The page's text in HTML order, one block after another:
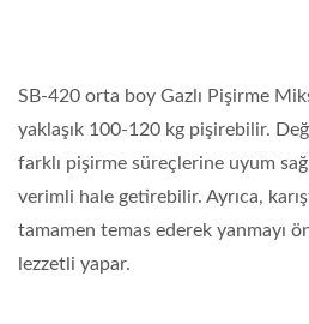
SB-420 orta boy Gazlı Pişirme
yaklaşık 100-120 kg pişirebilir.
farklı pişirme süreçlerine uyum
verimli hale getirebilir. Ayrıca,
tamamen temas ederek yanmayı
lezzetli yapar.